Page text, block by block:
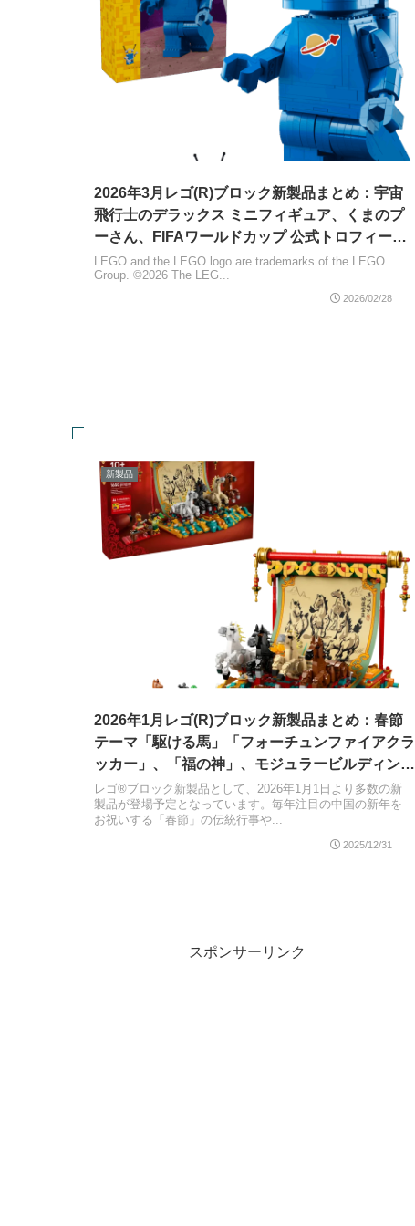
2026年3月レゴ(R)ブロック新製品まとめ：宇宙
飛行士のデラックス ミニフィギュア、くまのプ
ーさん、FIFAワールドカップ 公式トロフィー、
ボタニカルコレクション、ゼルダの伝説、モネの
ウォールアートなど
LEGO and the LEGO logo are trademarks of the LEGO
Group. ©2026 The LEG...
2026/02/28
新製品
2026年1月レゴ(R)ブロック新製品まとめ：春節
テーマ「駆ける馬」「フォーチュンファイアクラ
ッカー」、「福の神」、モジュラービルディング
コレクション「ショッピングストリート」、ボタ
ニカルコレクション、桜のある日本の風景、スト
レンジャー・シングス、パリ - 愛の都など
レゴ®ブロック新製品として、2026年1月1日より多数の新
製品が登場予定となっています。毎年注目の中国の新年を
お祝いする「春節」の伝統行事や...
2025/12/31
スポンサーリンク